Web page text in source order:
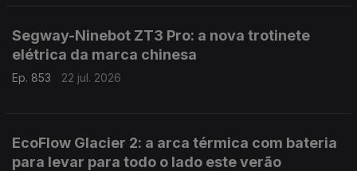
Segway-Ninebot ZT3 Pro: a nova trotinete
elétrica da marca chinesa
Ep. 853 22 jul. 2026
EcoFlow Glacier 2: a arca térmica com bateria
para levar para todo o lado este verão